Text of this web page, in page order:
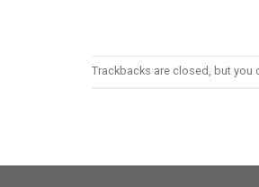
Trackbacks are closed, but you